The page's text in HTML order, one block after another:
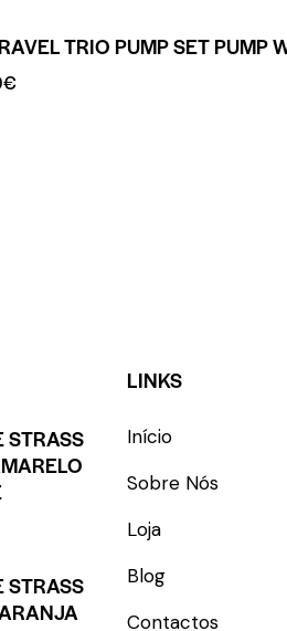
TRIO PUMP SET PUMP
€
STRASS
STRASS
LINKS
Início
Sobre Nós
Loja
Blog
Contactos